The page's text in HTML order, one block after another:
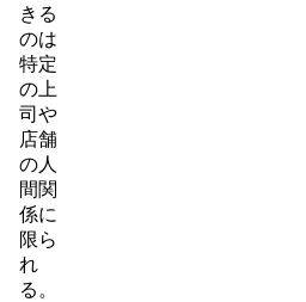
きる
のは
特定
の上
司や
店舗
の人
間関
係に
限ら
れ
る。